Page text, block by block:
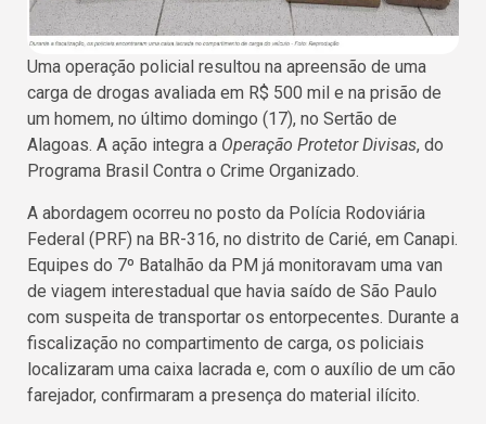
Uma operação policial resultou na apreensão de uma
carga de drogas avaliada em R$ 500 mil e na prisão de
um homem, no último domingo (17), no Sertão de
Alagoas. A ação integra a Operação Protetor Divisas, do
Programa Brasil Contra o Crime Organizado.
A abordagem ocorreu no posto da Polícia Rodoviária
Federal (PRF) na BR-316, no distrito de Carié, em Canapi.
Equipes do 7º Batalhão da PM já monitoravam uma van
de viagem interestadual que havia saído de São Paulo
com suspeita de transportar os entorpecentes. Durante a
fiscalização no compartimento de carga, os policiais
localizaram uma caixa lacrada e, com o auxílio de um cão
farejador, confirmaram a presença do material ilícito.